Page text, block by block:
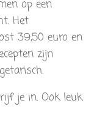
op een
Het
39,50 euro en
zijn
je in. Ook leuk